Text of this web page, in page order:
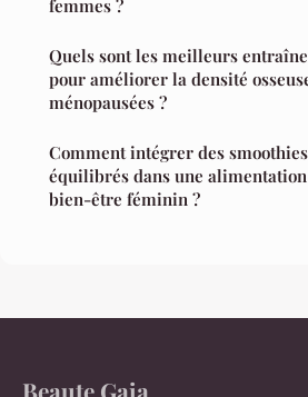
femmes ?
Quels sont les meilleurs
pour améliorer la densité
ménopausées ?
Comment intégrer des
équilibrés dans une
bien-être féminin ?
Beaute Gaia